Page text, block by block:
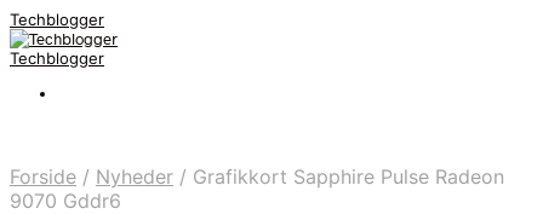
Techblogger
Techblogger
Forside / Nyheder / Grafikkort Sapphire Pulse Radeon
9070 Gddr6